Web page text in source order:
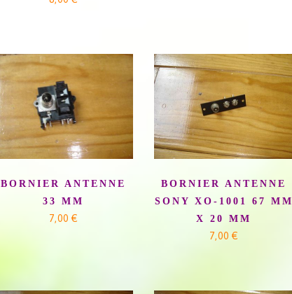
BORNIER ANTENNE
33 MM
7,00 €
BORNIER ANTENNE
SONY XO-1001 67 MM
X 20 MM
7,00 €